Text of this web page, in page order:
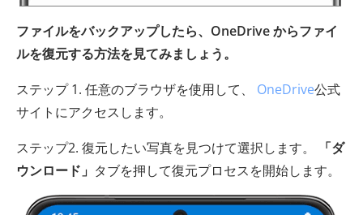
ファイルをバックアップしたら、OneDrive からファイ
ルを復元する方法を見てみましょう。
ステップ 1. 任意のブラウザを使用して、 OneDrive公式
サイトにアクセスします。
ステップ2. 復元したい写真を見つけて選択します。
「ダ
ウンロード」 タブを押して復元プロセスを開始します。